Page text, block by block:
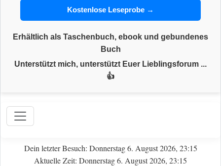
Kostenlose Leseprobe →
Erhältlich als Taschenbuch, ebook und gebundenes
Buch
Unterstützt mich, unterstützt Euer Lieblingsforum ...
👍
Dein letzter Besuch: Donnerstag 6. August 2026, 23:15
Aktuelle Zeit: Donnerstag 6. August 2026, 23:15